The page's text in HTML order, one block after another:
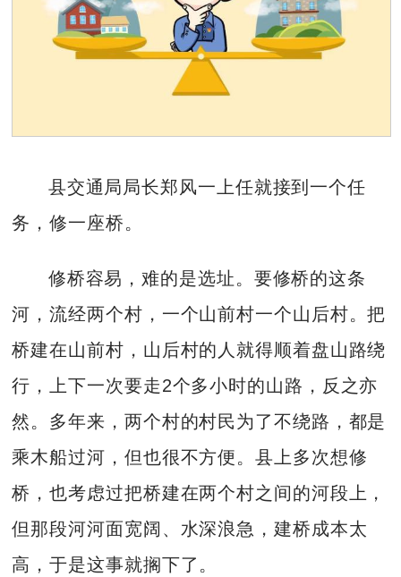
县交通局局长郑风一上任就接到一个任
务，修一座桥。
修桥容易，难的是选址。要修桥的这条
河，流经两个村，一个山前村一个山后村。把
桥建在山前村，山后村的人就得顺着盘山路绕
行，上下一次要走2个多小时的山路，反之亦
然。多年来，两个村的村民为了不绕路，都是
乘木船过河，但也很不方便。县上多次想修
桥，也考虑过把桥建在两个村之间的河段上，
但那段河河面宽阔、水深浪急，建桥成本太
高，于是这事就搁下了。